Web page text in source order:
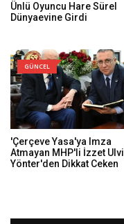
Ünlü Oyuncu Hare Sürel
Dünyaevine Girdi
GÜNCEL
'Çerçeve Yasa'ya Imza
Atmayan MHP'li İzzet Ulvi
Yönter'den Dikkat Çeken